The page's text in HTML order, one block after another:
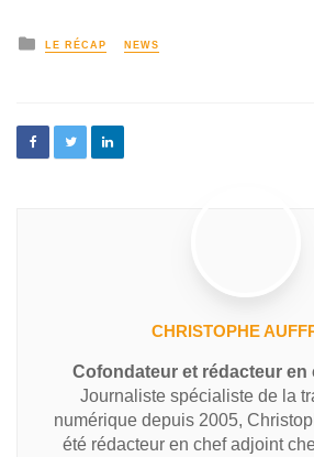
LE RÉCAP NEWS
CHRISTOPHE
Cofondateur et rédacteur en
Journaliste spécialiste de la
numérique depuis 2005,
été rédacteur en chef adjoint